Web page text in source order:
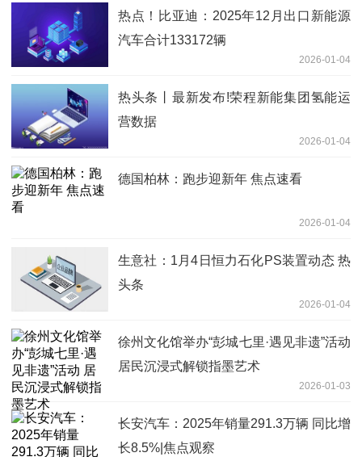
热点！比亚迪：2025年12月出口新能源
汽车合计133172辆
2026-01-04
热头条丨最新发布!荣程新能集团氢能运
营数据
2026-01-04
德国柏林：跑步迎新年 焦点速看
2026-01-04
生意社：1月4日恒力石化PS装置动态 热
头条
2026-01-04
徐州文化馆举办“彭城七里·遇见非遗”活动
居民沉浸式解锁指墨艺术
2026-01-03
长安汽车：2025年销量291.3万辆 同比增
长8.5%|焦点观察